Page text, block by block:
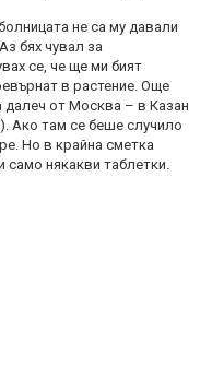
не са му давали
бях чувал за
се, че ще ми бият
в растение. Още
далеч от Москва – в Казан
Ако там се беше случило
Но в крайна сметка
само някакви таблетки.